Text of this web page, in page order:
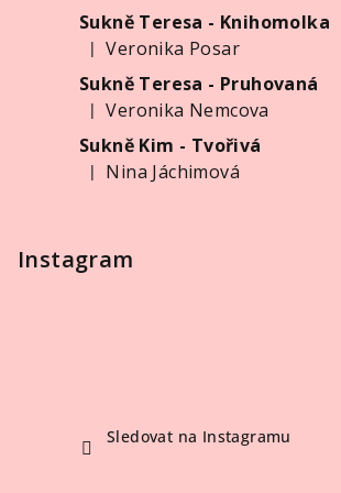
Sukně Teresa - Knihomolka
Hodnocení produktu je 5 z 5
|
Veronika Posar
Sukně Teresa - Pruhovaná
Hodnocení produktu je 5 z 5
|
Veronika Nemcova
Sukně Kim - Tvořivá
Hodnocení produktu je 5 z 5
| Nina Jáchimová
Instagram
Sledovat na Instagramu